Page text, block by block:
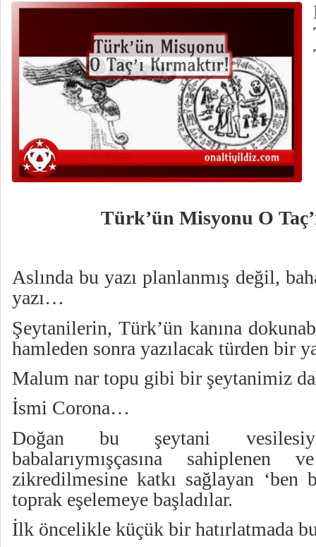
Türk’ün Misyonu O
Aslında bu yazı planlanmış değil,
yazı…
Şeytanilerin, Türk’ün kanına
hamleden sonra yazılacak türden bir
Malum nar topu gibi bir şeytanimiz
İsmi Corona…
Doğan bu şeytani
babalarıymışçasına
zikredilmesine katkı sağlayan ‘ben
toprak eşelemeye başladılar.
İlk öncelikle küçük bir hatırlatmada